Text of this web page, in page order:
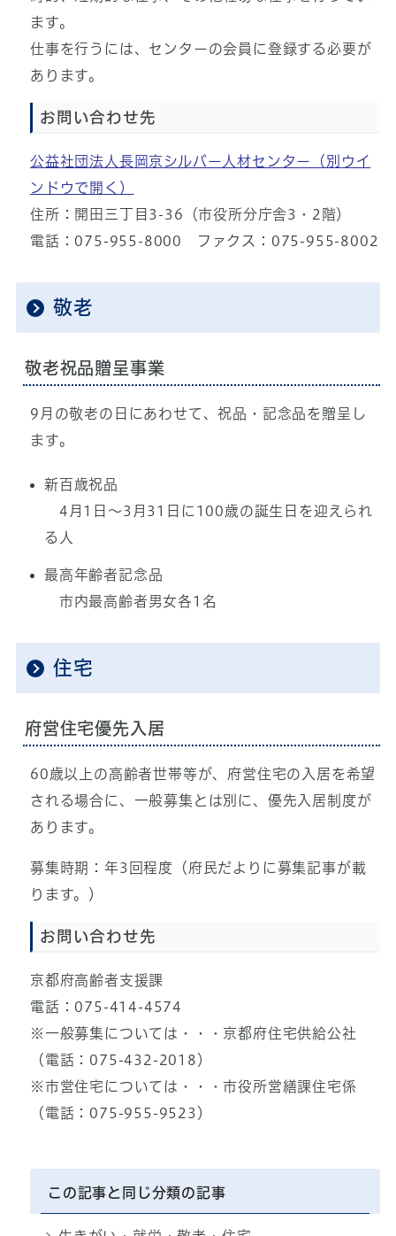
ます。
仕事を行うには、センターの会員に登録する必要が
あります。
お問い合わせ先
公益社団法人長岡京シルバー人材センター
（別ウイ
ンドウで開く）
住所：開田三丁目3-36（市役所分庁舎3・2階）
電話：075-955-8000 ファクス：075-955-8002
敬老
敬老祝品贈呈事業
9月の敬老の日にあわせて、祝品・記念品を贈呈し
ます。
新百歳祝品
4月1日～3月31日に100歳の誕生日を迎えられ
る人
最高年齢者記念品
市内最高齢者男女各1名
住宅
府営住宅優先入居
60歳以上の高齢者世帯等が、府営住宅の入居を希望
される場合に、一般募集とは別に、優先入居制度が
あります。
募集時期：年3回程度（府民だよりに募集記事が載
ります。）
お問い合わせ先
京都府高齢者支援課
電話：075-414-4574
※一般募集については・・・京都府住宅供給公社
（電話：075-432-2018）
※市営住宅については・・・市役所営繕課住宅係
（電話：075-955-9523）
この記事と同じ分類の記事